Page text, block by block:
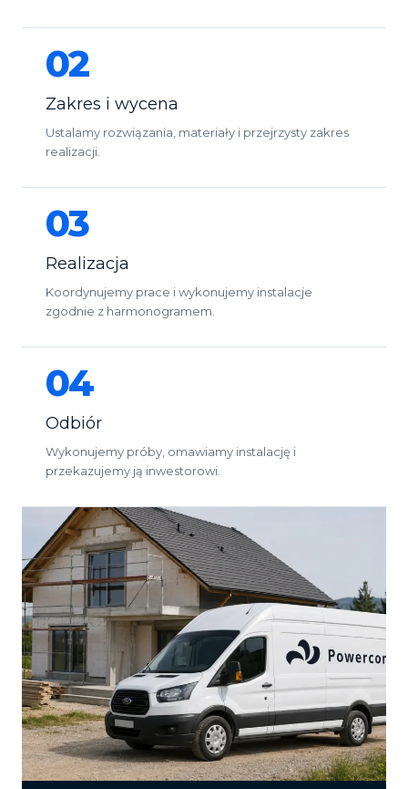
02
Zakres i wycena
Ustalamy rozwiązania, materiały i przejrzysty zakres
realizacji.
03
Realizacja
Koordynujemy prace i wykonujemy instalacje
zgodnie z harmonogramem.
04
Odbiór
Wykonujemy próby, omawiamy instalację i
przekazujemy ją inwestorowi.